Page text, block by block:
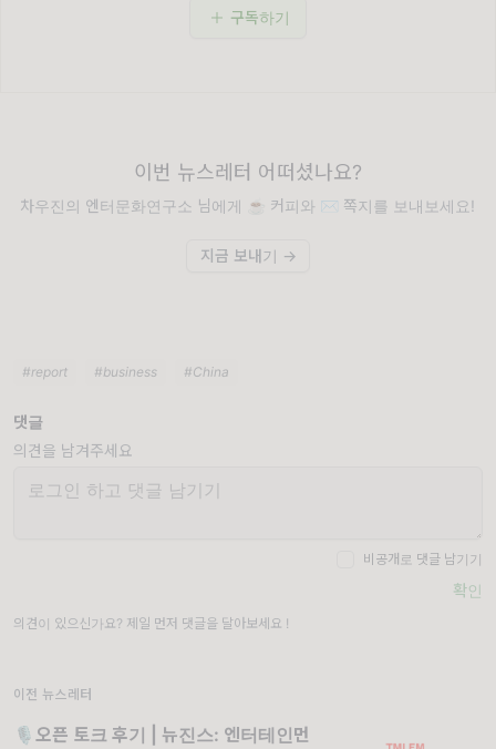
구독하기
이번 뉴스레터 어떠셨나요?
차우진의 엔터문화연구소 님에게 ☕️ 커피와 ✉️ 쪽지를 보내보세요!
지금 보내기 →
#report #business #China
댓글
의견을 남겨주세요
비공개로 댓글 남기기
확인
의견이 있으신가요? 제일 먼저 댓글을 달아보세요 !
이전 뉴스레터
🎙오픈 토크 후기 | 뉴진스: 엔터테인먼